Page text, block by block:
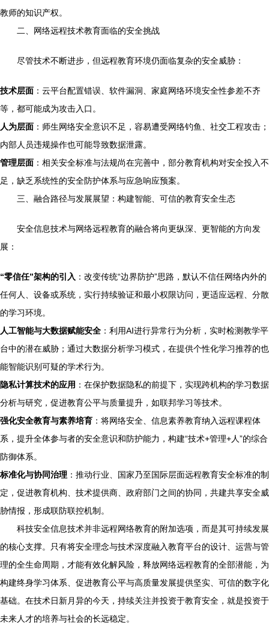
教师的知识产权。
二、网络远程技术教育面临的安全挑战
尽管技术不断进步，但远程教育环境仍面临复杂的安全威胁：
技术层面 ：云平台配置错误、软件漏洞、家庭网络环境安全性参差不齐
等，都可能成为攻击入口。
人为层面 ：师生网络安全意识不足，容易遭受网络钓鱼、社交工程攻击；
内部人员违规操作也可能导致数据泄露。
管理层面 ：相关安全标准与法规尚在完善中，部分教育机构对安全投入不
足，缺乏系统性的安全防护体系与应急响应预案。
三、融合路径与发展展望：构建智能、可信的教育安全生态
安全信息技术与网络远程教育的融合将向更纵深、更智能的方向发
展：
“零信任”架构的引入 ：改变传统“边界防护”思路，默认不信任网络内外的
任何人、设备或系统，实行持续验证和最小权限访问，更适应远程、分散
的学习环境。
人工智能与大数据赋能安全 ：利用AI进行异常行为分析，实时检测教学平
台中的潜在威胁；通过大数据分析学习模式，在提供个性化学习推荐的也
能智能识别可疑的学术行为。
隐私计算技术的应用 ：在保护数据隐私的前提下，实现跨机构的学习数据
分析与研究，促进教育公平与质量提升，如联邦学习等技术。
强化安全教育与素养培育 ：将网络安全、信息素养教育纳入远程课程体
系，提升全体参与者的安全意识和防护能力，构建“技术+管理+人”的综合
防御体系。
标准化与协同治理 ：推动行业、国家乃至国际层面远程教育安全标准的制
定，促进教育机构、技术提供商、政府部门之间的协同，共建共享安全威
胁情报，形成联防联控机制。
科技安全信息技术并非远程网络教育的附加选项，而是其可持续发展
的核心支撑。只有将安全理念与技术深度融入教育平台的设计、运营与管
理的全生命周期，才能有效化解风险，释放网络远程教育的全部潜能，为
构建终身学习体系、促进教育公平与高质量发展提供坚实、可信的数字化
基础。在技术日新月异的今天，持续关注并投资于教育安全，就是投资于
未来人才的培养与社会的长远稳定。